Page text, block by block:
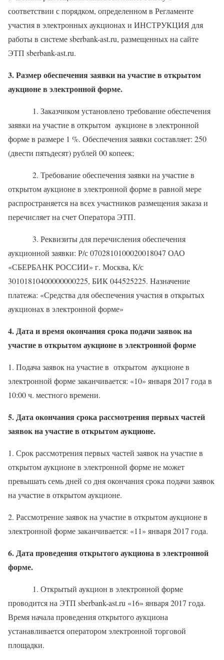
соответствии с порядком, определенном в Регламенте
участия в электронных аукционах и ИНСТРУКЦИЯ для
работы в системе sberbank-ast.ru, размещенных на сайте
ЭТП sberbank-ast.ru.
3. Размер обеспечения заявки на участие в открытом
аукционе в электронной форме.
1. Заказчиком установлено требование обеспечения
заявки на участие в открытом аукционе в электронной
форме в размере 1 %. Обеспечения заявки составляет: 250
(двести пятьдесят) рублей 00 копеек;
2. Требование обеспечения заявки на участие в
открытом аукционе в электронной форме в равной мере
распространяется на всех участников размещения заказа и
перечисляет на счет Оператора ЭТП.
3. Реквизиты для перечисления обеспечения
аукционной заявки: Р/с 0702810100020018047 ОАО
«СБЕРБАНК РОССИИ» г. Москва, К/с
30101810400000000225, БИК 044525225. Назначение
платежа: «Средства для обеспечения участия в открытых
аукционах в электронной форме»
4. Дата и время окончания срока подачи заявок на
участие в открытом аукционе в электронной форме
1. Подача заявок на участие в открытом аукционе в
электронной форме заканчивается: «10» января 2017 года в
10:00 ч. местного времени.
5. Дата окончания срока рассмотрения первых частей
заявок на участие в открытом аукционе.
1. Срок рассмотрения первых частей заявок на участие в
открытом аукционе в электронной формене может
превышать семь дней со дня окончания срока подачи заявок
на участие в открытом аукционе.
2. Рассмотрение заявок на участие в открытом аукционе в
электронной форме заканчивается: «11» января 2017 года.
6. Дата проведения открытого аукциона в электронной
форме.
1. Открытый аукцион в электронной форме
проводится на ЭТП sberbank-ast.ru «16» января 2017 года.
Время начала проведения открытого аукциона
устанавливается оператором электронной торговой
площадки.